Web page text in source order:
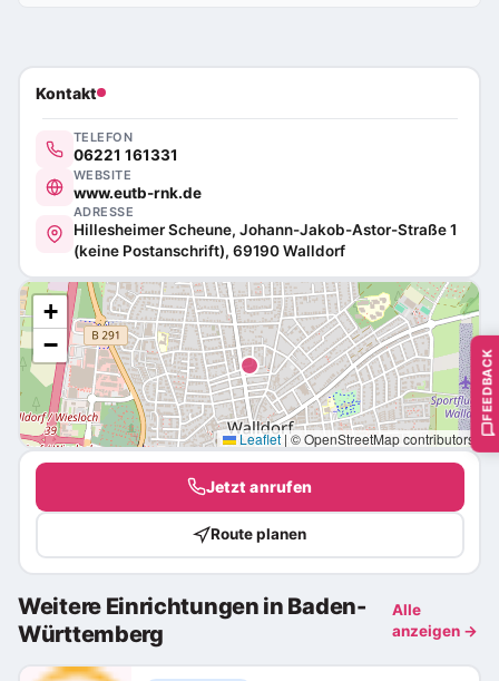
Kontakt
TELEFON
06221 161331
WEBSITE
www.eutb-rnk.de
ADRESSE
Hillesheimer Scheune, Johann-Jakob-Astor-Straße 1
(keine Postanschrift), 69190 Walldorf
+
−
Leaflet|© OpenStreetMap contributors
Jetzt anrufen
Route planen
Weitere Einrichtungen in Baden-
Württemberg
Alle
anzeigen →
FEEDBACK